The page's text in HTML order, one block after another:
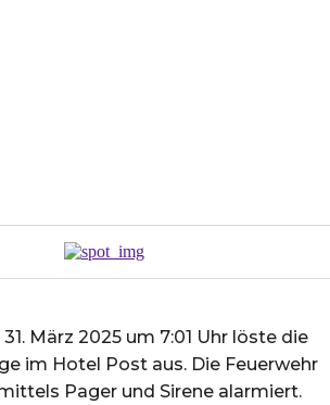
März 2025 um 7:01 Uhr löste die
im Hotel Post aus. Die Feuerwehr
Pager und Sirene alarmiert.